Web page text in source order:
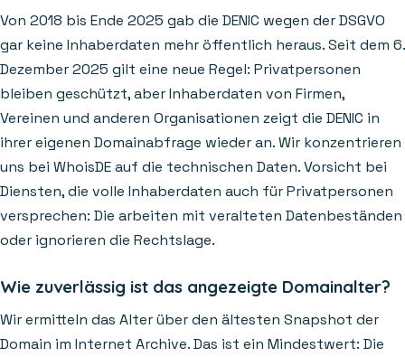
Von 2018 bis Ende 2025 gab die DENIC wegen der DSGVO
gar keine Inhaberdaten mehr öffentlich heraus. Seit dem 6.
Dezember 2025 gilt eine neue Regel: Privatpersonen
bleiben geschützt, aber Inhaberdaten von Firmen,
Vereinen und anderen Organisationen zeigt die DENIC in
ihrer eigenen Domainabfrage wieder an. Wir konzentrieren
uns bei WhoisDE auf die technischen Daten. Vorsicht bei
Diensten, die volle Inhaberdaten auch für Privatpersonen
versprechen: Die arbeiten mit veralteten Datenbeständen
oder ignorieren die Rechtslage.
Wie zuverlässig ist das angezeigte Domainalter?
Wir ermitteln das Alter über den ältesten Snapshot der
Domain im Internet Archive. Das ist ein Mindestwert: Die